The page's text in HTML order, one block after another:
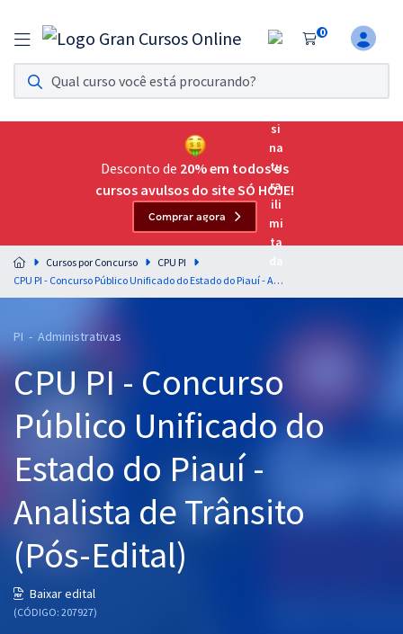
0
Assinatura Ilimitada 11
Acesso a todos os cursos. Teste grátis por 7 dias!
Assinatura OAB Até Passar
Acesso ilimitado a toda preparação para o Exame da
Residências Multiprofissionais
Preparação completa e intensiva para as principais
residências em saúde do Brasil
Cursos 20% OFF
Pós
Graduação
OAB
Mentorias
Questões grátis
Desconto de 20% em todos os
cursos avulsos do site SÓ HOJE!
Comprar agora
Cursos por Concurso
CPU PI
CPU PI - Concurso Público Unificado do Estado do Piauí - Analista de Trânsito (Pós-Edital)
PI - Administrativas
CPU PI - Concurso
Público Unificado do
Estado do Piauí -
Analista de Trânsito
(Pós-Edital)
Baixar edital
(CÓDIGO: 207927)